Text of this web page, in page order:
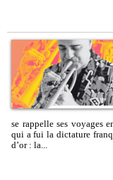
se rappelle ses voyages
qui a fui la dictature
d’or : la...